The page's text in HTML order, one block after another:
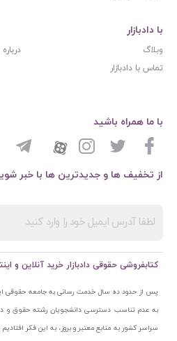
با دادبازار
وبلاگ
تماس با دادبازار
از تخفیف ها و جدیدترین ها با خبر
با ما همراه باشید
کتابفروشی حقوقی دادبازار خرید آنلاین و
پس از حدود ده سال خدمت رسانی به جامعه حقوقی
به عدم تناسب دسترسی دانشجویان رشته حقوق و
سراسر کشور به منابع معتبر و بروز، به این فکر